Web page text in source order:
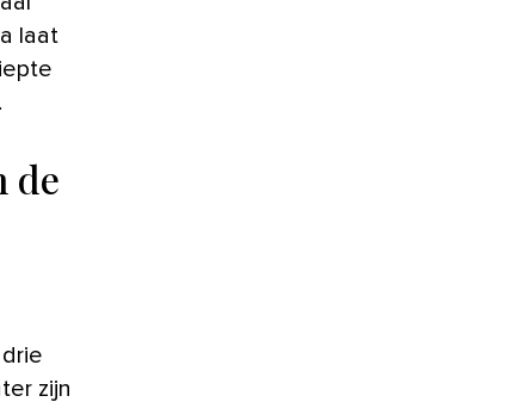
laat
de
zijn